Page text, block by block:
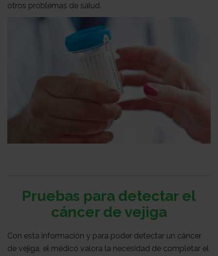
el
Transparencia
con
Sala
Apoyo
psicológico
Atención
otros problemas de salud.
Pruebas para detectar el
cáncer de vejiga
Con esta información y para poder detectar un cáncer
de vejiga, el médico valora la necesidad de completar el